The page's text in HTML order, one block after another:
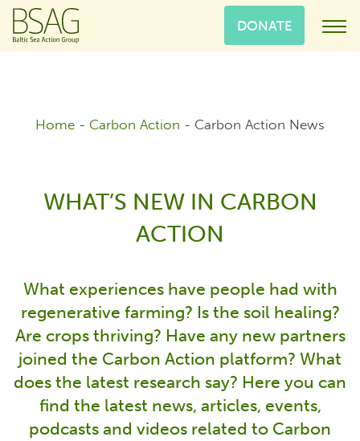
DONATE
Home - Carbon Action - Carbon Action News
WHAT’S NEW IN CARBON
ACTION
What experiences have people had with
regenerative farming? Is the soil healing?
Are crops thriving? Have any new partners
joined the Carbon Action platform? What
does the latest research say? Here you can
find the latest news, articles, events,
podcasts and videos related to Carbon